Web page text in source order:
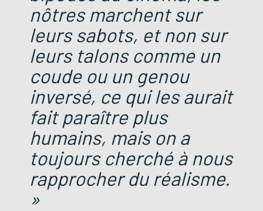
nôtres marchent sur
leurs sabots, et non sur
leurs talons comme un
coude ou un genou
inversé, ce qui les aurait
fait paraître plus
humains, mais on a
toujours cherché à nous
rapprocher du réalisme.
»